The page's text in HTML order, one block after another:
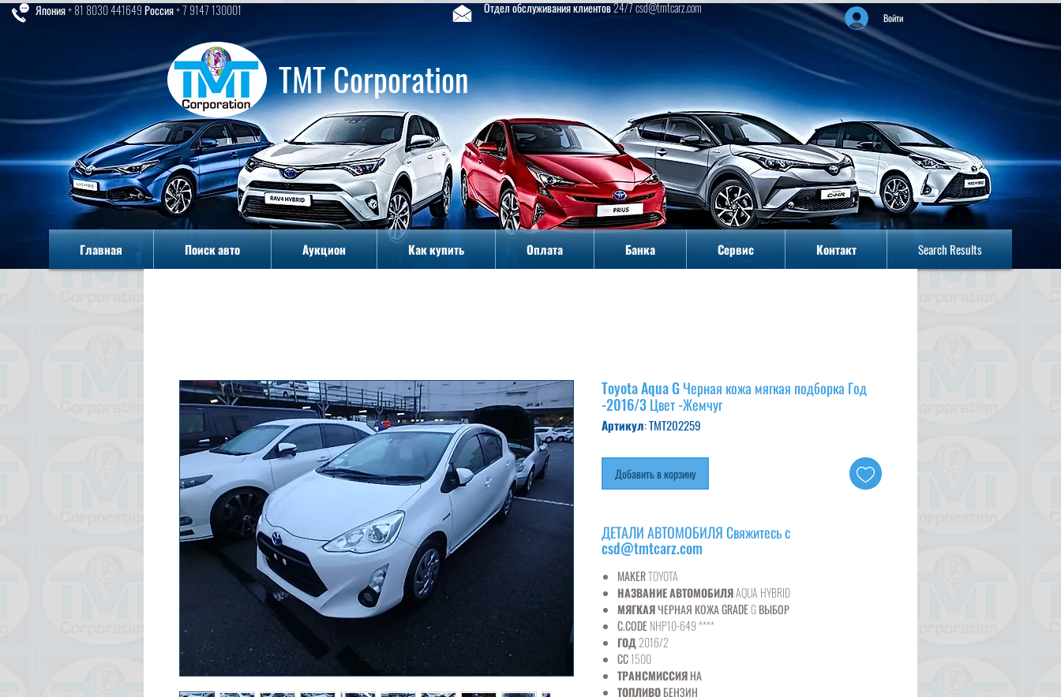
TMT Corporation
Главная Поиск авто Аукцион Как купить Оплата Банка Сервис Контакт Search Results
Япония + 81 8030 441649 Россия + 7 9147 130001 Отдел обслуживания клиентов 24/7 csd@tmtcarz.com
Войти
Toyota Aqua G Черная кожа мягкая подборка Год
-2016/3 Цвет -Жемчуг
Артикул: TMT202259
Добавить в корзину
ДЕТАЛИ АВТОМОБИЛЯ Свяжитесь с
csd@tmtcarz.com
MAKERTOYOTA
НАЗВАНИЕ АВТОМОБИЛЯAQUA HYBRID
МЯГКАЯЧЕРНАЯ КОЖАGRADEG ВЫБОР
C.CODENHP10-649 ****
ГОД2016/2
CC1500
ТРАНСМИССИЯНА
ТОПЛИВОБЕНЗИН
Главная Поиск авто Аукцион Как купить Оплата Банка Сервис Контакт Search Results